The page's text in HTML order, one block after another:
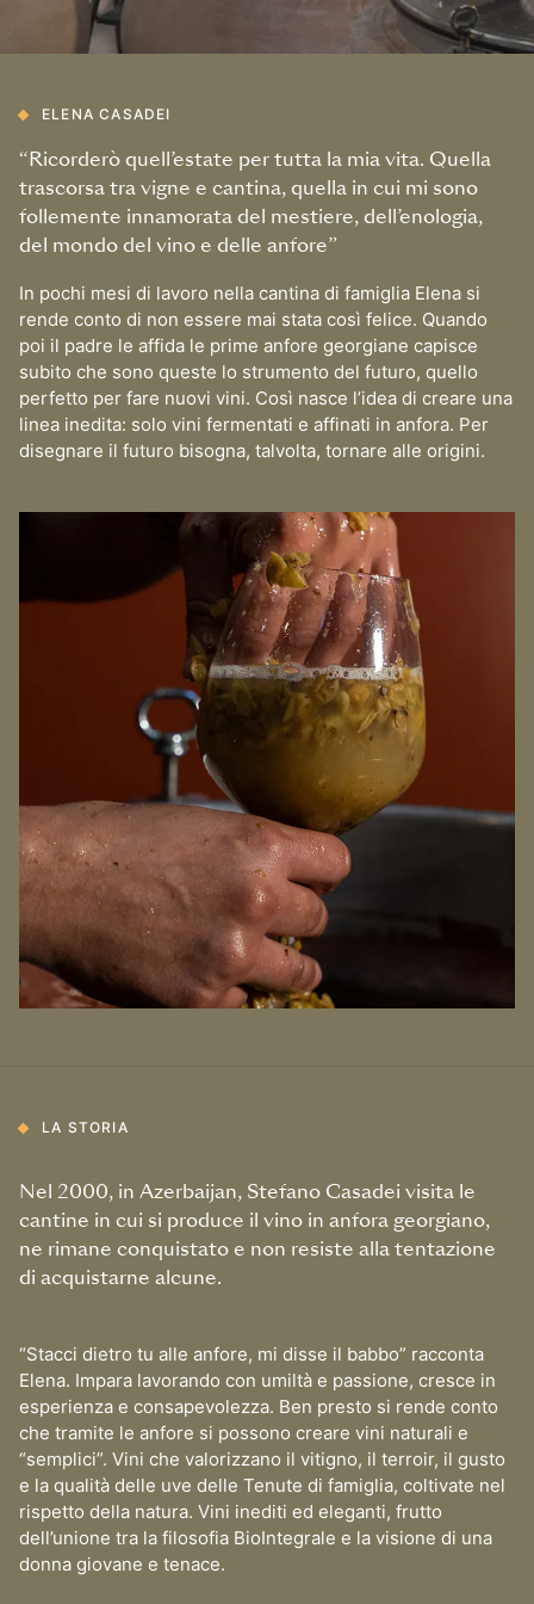
ELENA CASADEI
“Ricorderò quell’estate per tutta la mia vita. Quella
trascorsa tra vigne e cantina, quella in cui mi sono
follemente innamorata del mestiere, dell’enologia,
del mondo del vino e delle anfore”
In pochi mesi di lavoro nella cantina di famiglia Elena si
rende conto di non essere mai stata così felice. Quando
poi il padre le affida le prime anfore georgiane capisce
subito che sono queste lo strumento del futuro, quello
perfetto per fare nuovi vini. Così nasce l’idea di creare una
linea inedita: solo vini fermentati e affinati in anfora. Per
disegnare il futuro bisogna, talvolta, tornare alle origini.
LA STORIA
Nel 2000, in Azerbaijan, Stefano Casadei visita le
cantine in cui si produce il vino in anfora georgiano,
ne rimane conquistato e non resiste alla tentazione
di acquistarne alcune.
“Stacci dietro tu alle anfore, mi disse il babbo” racconta
Elena. Impara lavorando con umiltà e passione, cresce in
esperienza e consapevolezza. Ben presto si rende conto
che tramite le anfore si possono creare vini naturali e
“semplici”. Vini che valorizzano il vitigno, il terroir, il gusto
e la qualità delle uve delle Tenute di famiglia, coltivate nel
rispetto della natura. Vini inediti ed eleganti, frutto
dell’unione tra la filosofia BioIntegrale e la visione di una
donna giovane e tenace.